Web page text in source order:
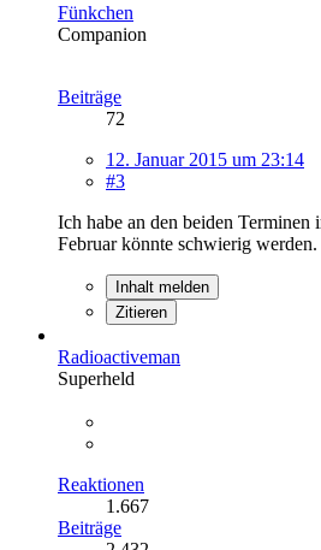
Fünkchen
Companion
Beiträge
72
12. Januar 2015 um 23:14
#3
Ich habe an den beiden
Februar könnte schwierig werden.
Inhalt melden
Zitieren
Radioactiveman
Superheld
Reaktionen
1.667
Beiträge